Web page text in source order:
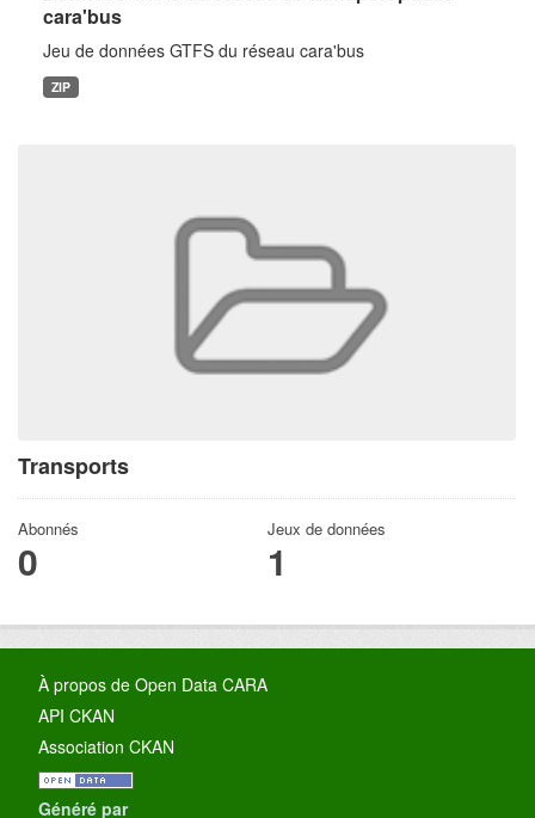
Transports
Abonnés
0
Jeux de données
1
cara'bus
Jeu de données GTFS du réseau cara'bus
ZIP
À propos de Open Data CARA
API CKAN
Association CKAN
Généré par